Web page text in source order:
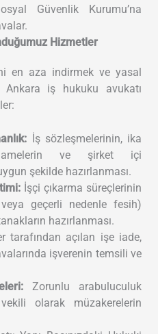
Güvenlik Kurumu’na
Hizmetler
en aza indirmek ve yasal
iş hukuku avukatı
İş sözleşmelerinin, ika
ve şirket içi
şekilde hazırlanması.
İşçi çıkarma süreçlerinin
geçerli nedenle fesih)
hazırlanması.
tarafından açılan işe iade,
işverenin temsili ve
Zorunlu arabuluculuk
olarak müzakerelerin